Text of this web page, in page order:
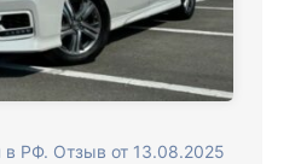
в РФ. Отзыв от 13.08.2025